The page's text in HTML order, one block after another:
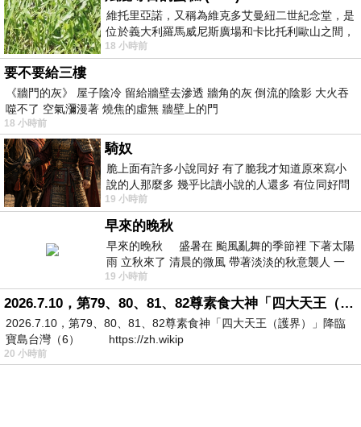
維托里亞諾，又稱為維克多艾曼紐二世紀念堂，是
位於義大利羅馬威尼斯廣場和卡比托利歐山之間，
用以紀念統一義大利統一後的的第一位國
18 小時前
要不要給三樓
《牆門的灰》 屋子陰冷 留給牆壁去滲透 牆角的灰 倒流的陰影 大火吞
噬不了 空氣瀰漫著 燒焦的虛無 牆壁上的門
18 小時前
騎奴
脆上面有許多小說同好 有了脆我才知道原來寫小
說的人那麼多 幾乎比讀小說的人還多 有位同好問
了一個問題 她說為什麼高中文學獎的
19 小時前
早來的晚秋
早來的晚秋 盛暑在 颱風亂舞的季節裡 下著太陽
雨 立秋來了 清晨的微風 帶著淡淡的秋意襲人 一
下子 又被赤
19 小時前
2026.7.10，第79、80、81、82尊素食大神「四大天王（護界）」降臨寶島台灣（6）
2026.7.10，第79、80、81、82尊素食神「四大天王（護界）」降臨
寶島台灣（6） https://zh.wikip
20 小時前